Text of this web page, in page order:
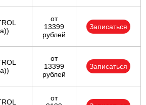
от
13399
рублей
Записаться
от
13399
рублей
Записаться
от